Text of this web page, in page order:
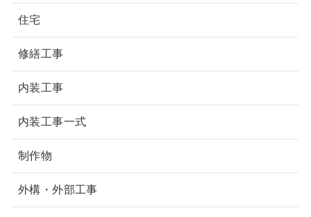
住宅
修繕工事
内装工事
内装工事一式
制作物
外構・外部工事